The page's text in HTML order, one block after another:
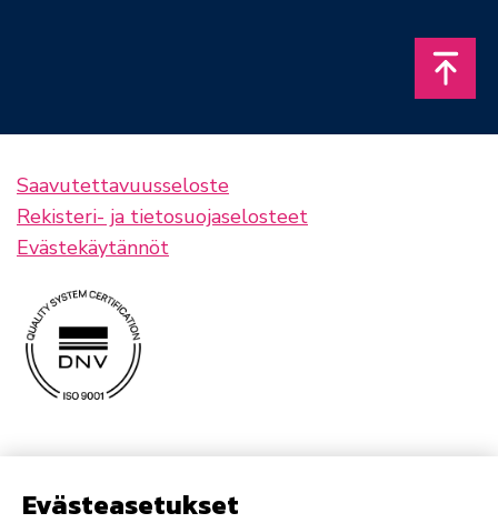
Saavutettavuusseloste
Rekisteri- ja tietosuojaselosteet
Evästekäytännöt
Evästeasetukset